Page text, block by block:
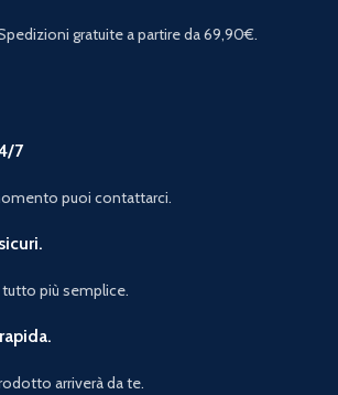
gratuite a partire da 69,90€.
7
puoi contattarci.
tutto più semplice.
arriverà da te.